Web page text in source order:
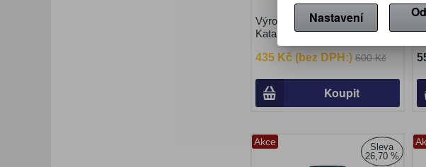
Výrobce:
Casio
Katalogové číslo:463223
435 Kč (bez DPH:) 600 Kč
Koupit
Akce
Sleva
26,70 %
Nastavení